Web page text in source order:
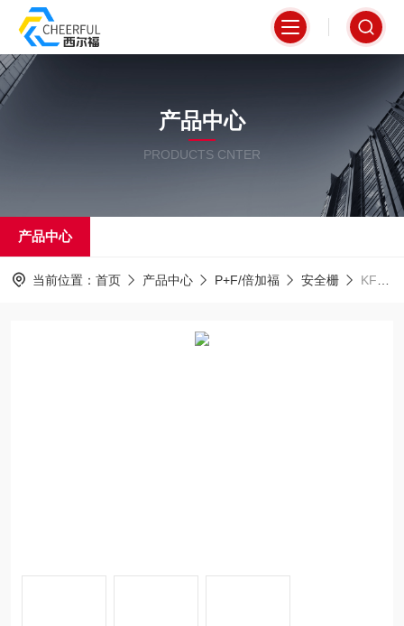
产品中心
PRODUCTS CNTER
产品中心
当前位置： 首页 产品中心 P+F/倍加福 安全栅 KFD2-STC4-EX1.20倍加福P+F安全栅大量现货一级代理